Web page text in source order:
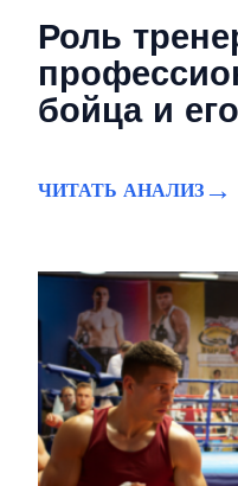
Роль
бойца и
ЧИТАТЬ АНАЛИЗ